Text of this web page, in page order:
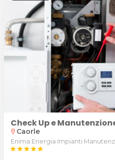
Check Up e
location_on Caorle
Enima Energia Impianti
starstarstarstarstar